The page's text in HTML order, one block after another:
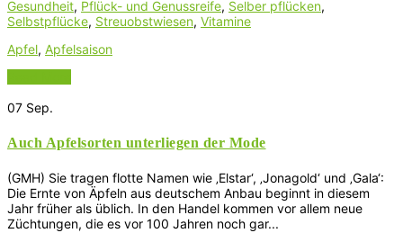
Gesundheit, Pflück- und Genussreife, Selber pflücken,
Selbstpflücke, Streuobstwiesen, Vitamine
Apfel, Apfelsaison
07 Sep.
Auch Apfelsorten unterliegen der Mode
(GMH) Sie tragen flotte Namen wie ‚Elstar‘, ‚Jonagold‘ und ‚Gala‘:
Die Ernte von Äpfeln aus deutschem Anbau beginnt in diesem
Jahr früher als üblich. In den Handel kommen vor allem neue
Züchtungen, die es vor 100 Jahren noch gar...